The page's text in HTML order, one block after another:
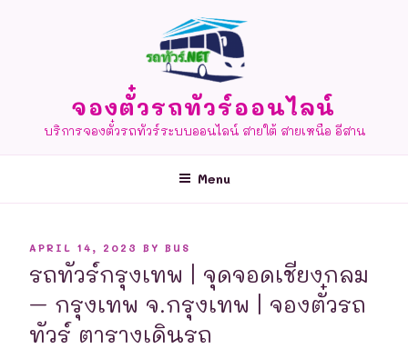
จองตั๋วรถทัวร์ออนไลน์
บริการจองตั๋วรถทัวร์ระบบออนไลน์ สายใต้ สายเหนือ อีสาน
Menu
POSTED
APRIL 14, 2023 BY BUS
รถทัวร์กรุงเทพ | จุดจอดเชียงกลม
– กรุงเทพ จ.กรุงเทพ | จองตั๋วรถ
ทัวร์ ตารางเดินรถ